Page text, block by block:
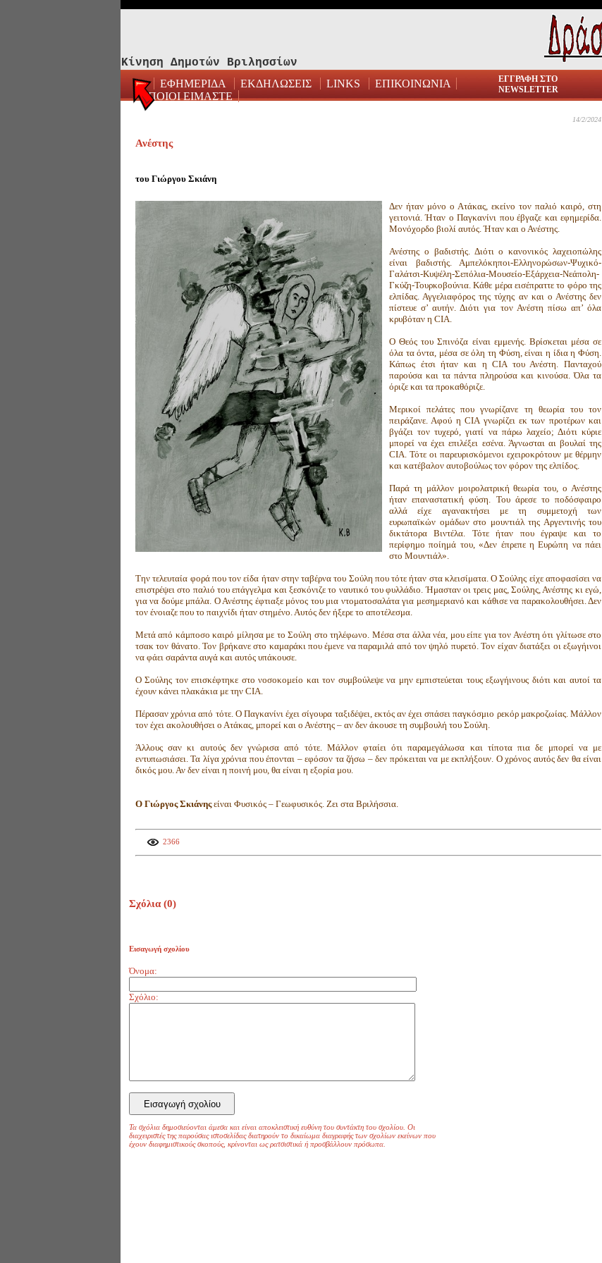
Κίνηση Δημοτών Βριλησσίων
ΕΦΗΜΕΡΙΔΑ ΕΚΔΗΛΩΣΕΙΣ LINKS
ΕΠΙΚΟΙΝΩΝΙΑ
ΠΟΙΟΙ ΕΙΜΑΣΤΕ
ΕΓΓΡΑΦΗ ΣΤΟ
NEWSLETTER
14/2/2024
Ανέστης
του Γιώργου Σκιάνη
Δεν ήταν μόνο ο Ατάκας, εκείνο τον παλιό καιρό, στη
γειτονιά. Ήταν ο Παγκανίνι που έβγαζε και εφημερίδα.
Μονόχορδο βιολί αυτός. Ήταν και ο Ανέστης.
Ανέστης ο βαδιστής. Διότι ο κανονικός λαχειοπώλης
είναι βαδιστής. Αμπελόκηποι-Ελληνορώσων-Ψυχικό-
Γαλάτσι-Κυψέλη-Σεπόλια-Μουσείο-Εξάρχεια-Νεάπολη-
Γκύζη-Τουρκοβούνια. Κάθε μέρα εισέπραττε το φόρο της
ελπίδας. Αγγελιαφόρος της τύχης αν και ο Ανέστης δεν
πίστευε σ’ αυτήν. Διότι για τον Ανέστη πίσω απ’ όλα
κρυβόταν η CIA.
Ο Θεός του Σπινόζα είναι εμμενής. Βρίσκεται μέσα σε
όλα τα όντα, μέσα σε όλη τη Φύση, είναι η ίδια η Φύση.
Κάπως έτσι ήταν και η CIA του Ανέστη. Πανταχού
παρούσα και τα πάντα πληρούσα και κινούσα. Όλα τα
όριζε και τα προκαθόριζε.
Μερικοί πελάτες που γνωρίζανε τη θεωρία του τον
πειράζανε. Αφού η CIA γνωρίζει εκ των προτέρων και
βγάζει τον τυχερό, γιατί να πάρω λαχείο; Διότι κύριε
μπορεί να έχει επιλέξει εσένα. Άγνωσται αι βουλαί της
CIA. Τότε οι παρευρισκόμενοι εχειροκρότουν με θέρμην
και κατέβαλον αυτοβούλως τον φόρον της ελπίδος.
Παρά τη μάλλον μοιρολατρική θεωρία του, ο Ανέστης
ήταν επαναστατική φύση. Του άρεσε το ποδόσφαιρο
αλλά είχε αγανακτήσει με τη συμμετοχή των
ευρωπαϊκών ομάδων στο μουντιάλ της Αργεντινής του
δικτάτορα Βιντέλα. Τότε ήταν που έγραψε και το
περίφημο ποίημά του, «Δεν έπρεπε η Ευρώπη να πάει
στο Μουντιάλ».
Την τελευταία φορά που τον είδα ήταν στην ταβέρνα του Σούλη που τότε ήταν στα κλεισίματα. Ο Σούλης είχε αποφασίσει να
επιστρέψει στο παλιό του επάγγελμα και ξεσκόνιζε το ναυτικό του φυλλάδιο. Ήμασταν οι τρεις μας, Σούλης, Ανέστης κι εγώ,
για να δούμε μπάλα. Ο Ανέστης έφτιαξε μόνος του μια ντοματοσαλάτα για μεσημεριανό και κάθισε να παρακολουθήσει. Δεν
τον ένοιαζε που το παιχνίδι ήταν στημένο. Αυτός δεν ήξερε το αποτέλεσμα.
Μετά από κάμποσο καιρό μίλησα με το Σούλη στο τηλέφωνο. Μέσα στα άλλα νέα, μου είπε για τον Ανέστη ότι γλίτωσε στο
τσακ τον θάνατο. Τον βρήκανε στο καμαράκι που έμενε να παραμιλά από τον ψηλό πυρετό. Τον είχαν διατάξει οι εξωγήινοι
να φάει σαράντα αυγά και αυτός υπάκουσε.
Ο Σούλης τον επισκέφτηκε στο νοσοκομείο και τον συμβούλεψε να μην εμπιστεύεται τους εξωγήινους διότι και αυτοί τα
έχουν κάνει πλακάκια με την CIA.
Πέρασαν χρόνια από τότε. Ο Παγκανίνι έχει σίγουρα ταξιδέψει, εκτός αν έχει σπάσει παγκόσμιο ρεκόρ μακροζωίας. Μάλλον
τον έχει ακολουθήσει ο Ατάκας, μπορεί και ο Ανέστης – αν δεν άκουσε τη συμβουλή του Σούλη.
Άλλους σαν κι αυτούς δεν γνώρισα από τότε. Μάλλον φταίει ότι παραμεγάλωσα και τίποτα πια δε μπορεί να με
εντυπωσιάσει. Τα λίγα χρόνια που έπονται – εφόσον τα ζήσω – δεν πρόκειται να με εκπλήξουν. Ο χρόνος αυτός δεν θα είναι
δικός μου. Αν δεν είναι η ποινή μου, θα είναι η εξορία μου.
Ο Γιώργος Σκιάνηςείναι Φυσικός – Γεωφυσικός. Ζει στα Βριλήσσια.
2366
Σχόλια (0)
Εισαγωγή σχολίου
Όνομα:
Σχόλιο:
Τα σχόλια δημοσιεύονται άμεσα και είναι αποκλειστική ευθύνη του συντάκτη του σχολίου. Οι
διαχειριστές της παρούσας ιστοσελίδας διατηρούν το δικαίωμα διαγραφής των σχολίων εκείνων που
έχουν διαφημιστικούς σκοπούς, κρίνονται ως ρατσιστικά ή προσβάλλουν πρόσωπα.